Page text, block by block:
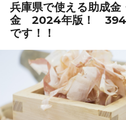
兵庫県で使える助成金
金 2024年版！ 394
です！！